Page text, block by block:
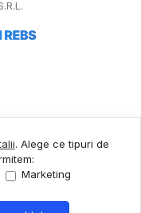
. Alege ce tipuri de
Marketing